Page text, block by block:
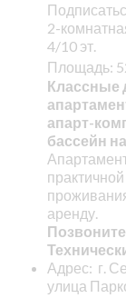
2-
4/10 эт.
Площадь:
Классные
апарт-
бассейн
аренду.
Адрес: г.
улица